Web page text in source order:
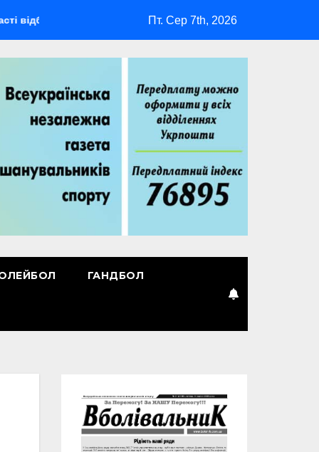
мультиспортивний табір ГАРТ 2026 – як долучитися
Пт. Сер 7th, 2026
ГАНДБОЛ